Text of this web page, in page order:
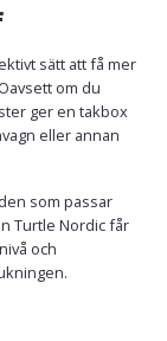
sätt att få mer
om du
ger en takbox
eller annan
som passar
Turtle Nordic får
och